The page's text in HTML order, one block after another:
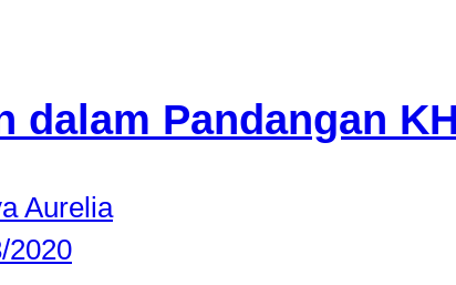
dalam Pandangan
Aurelia
2020